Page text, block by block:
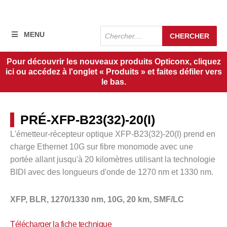
MENU
Recherche
de
produits
CHERCHER
Pour découvrir les nouveaux produits Opticonx, cliquez
ici ou accédez à l'onglet « Produits » et faites défiler vers
le bas.
PRÉ-XFP-B23(32)-20(I)
L'émetteur-récepteur optique XFP-B23(32)-20(I) prend en
charge Ethernet 10G sur fibre monomode avec une
portée allant jusqu'à 20 kilomètres utilisant la technologie
BIDI avec des longueurs d'onde de 1270 nm et 1330 nm.
XFP, BLR, 1270/1330 nm, 10G, 20 km, SMF/LC
Télécharger la fiche technique